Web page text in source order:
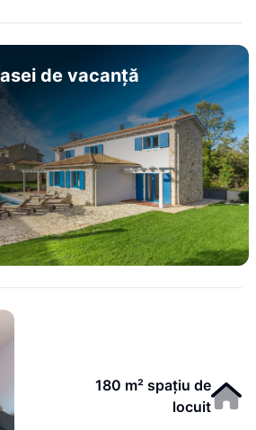
de vacanță
180 m² spațiu de
locuit